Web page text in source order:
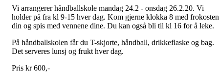
Vi arrangerer håndballskole mandag 24.2 - onsdag 26.2.20. Vi
holder på fra kl 9-15 hver dag. Kom gjerne klokka 8 med frokosten
din og spis med vennene dine. Du kan også bli til kl 16 for å leke.
På håndballskolen får du T-skjorte, håndball, drikkeflaske og bag.
Det serveres lunsj og frukt hver dag.
Pris kr 600,-